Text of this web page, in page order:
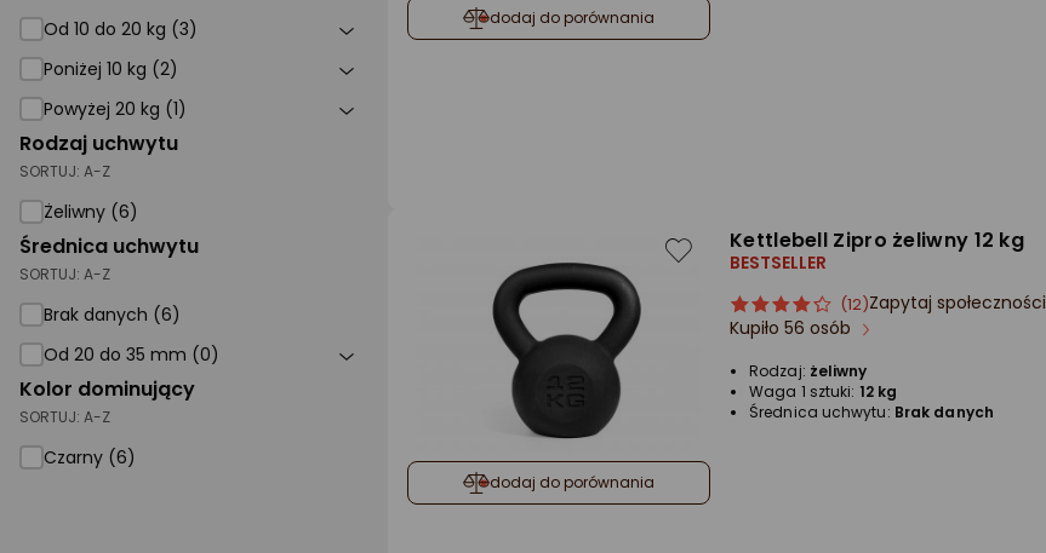
Od 10 do 20 kg (3)
Poniżej 10 kg (2)
Powyżej 20 kg (1)
Rodzaj uchwytu
SORTUJ: A-Z
Żeliwny (6)
Średnica uchwytu
SORTUJ: A-Z
Brak danych (6)
Od 20 do 35 mm (0)
Kolor dominujący
SORTUJ: A-Z
Czarny (6)
dodaj do porównania
dodaj do porównania
Kettlebell Zipro żeliwny 12 kg
BESTSELLER
ocena
produktu
gwiazdki
Ocena
produktu
(12)Zapytaj społeczności
Kupiło 56 osób
Rodzaj: żeliwny
Waga 1 sztuki: 12 kg
Średnica uchwytu: Brak danych